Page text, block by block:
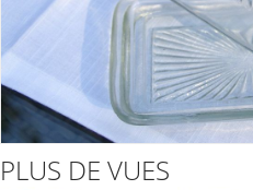
PLUS DE VUES